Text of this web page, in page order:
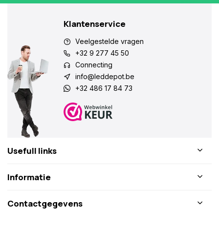
Klantenservice
Veelgestelde vragen
+32 9 277 45 50
Connecting
info@leddepot.be
+32 486 17 84 73
Usefull links
Informatie
Contactgegevens